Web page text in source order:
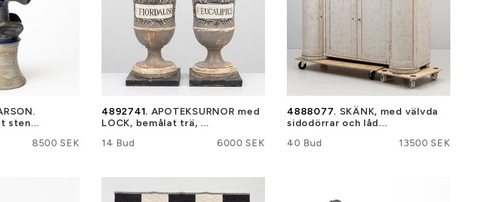
sten...
8500 SEK
4892741. APOTEKSURNOR med
LOCK, bemålat trä, ...
14 Bud
6000 SEK
4888077. SKÄNK, med välvda
sidodörrar och låd...
40 Bud
13500 SEK